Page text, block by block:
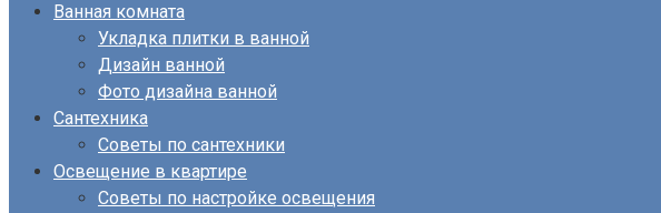
Ванная комната
Укладка плитки в ванной
Дизайн ванной
Фото дизайна ванной
Сантехника
Советы по сантехники
Освещение в квартире
Советы по настройке освещения